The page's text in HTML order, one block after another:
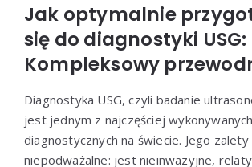
Jak optymalnie
się do diagnostyki USG:
Kompleksowy
Diagnostyka USG, czyli badanie
jest jednym z najczęściej
diagnostycznych na świecie. Jego zalety
niepodważalne: jest nieinwazyjne,